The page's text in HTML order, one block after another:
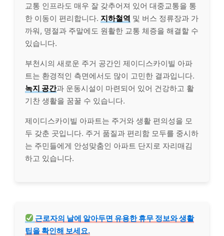
교통 인프라도 매우 잘 갖추어져 있어 대중교통을 통
한 이동이 편리합니다. 지하철역 및 버스 정류장과 가
까워, 명절과 주말에도 원활한 교통 체증을 해결할 수
있습니다.
부천시의 새로운 주거 공간인 제이디스카이빌 아파
트는 환경적인 측면에서도 많이 고민한 결과입니다.
녹지 공간과 운동시설이 마련되어 있어 건강하고 활
기찬 생활을 꿈꿀 수 있습니다.
제이디스카이빌 아파트는 주거와 생활 편의성을 모
두 갖춘 곳입니다. 주거 품질과 편리함 모두를 중시하
는 주민들에게 안성맞춤인 아파트 단지로 자리매김
하고 있습니다.
근로자의 날에 알아두면 유용한 휴무 정보와 생활
팁을 확인해 보세요.